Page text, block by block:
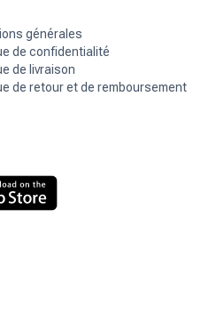
générales
de confidentialité
de livraison
de retour et de remboursement